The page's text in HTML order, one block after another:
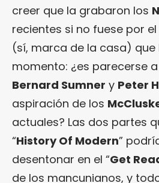
creer que la grabaron los
recientes si no fuese por
(sí, marca de la casa) que
momento: ¿es parecerse
Bernard Sumner y Peter
aspiración de los
actuales? Las dos partes
“History Of Modern”
desentonar en el “Get
de los mancunianos, y